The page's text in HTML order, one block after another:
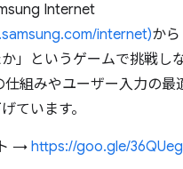
Internet
internet)か
」というゲームで挑戦し
仕組みやユーザー入力の最
ています。
→https://goo.gle/